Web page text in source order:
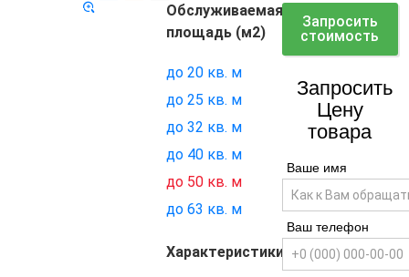
Код товара:
Запросить
стоимость
Запросить
Цену
товара
Ваше имя
Ваш телефон
Обслуживаемая
площадь (м2)
до 20 кв. м
до 25 кв. м
до 32 кв. м
до 40 кв. м
до 50 кв. м
до 63 кв. м
Характеристики